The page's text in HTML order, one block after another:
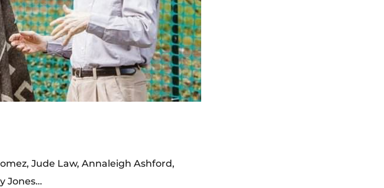
Jude Law, Annaleigh Ashford,
Jones…